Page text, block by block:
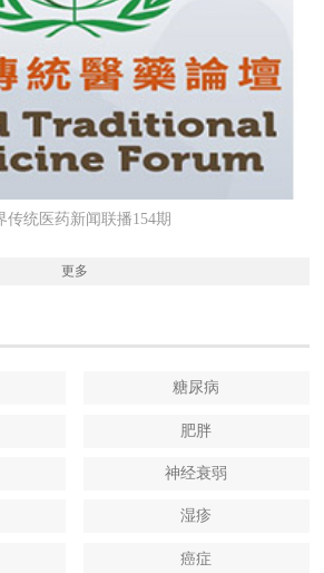
传统医药新闻联播154期
更多
糖尿病
肥胖
神经衰弱
湿疹
癌症